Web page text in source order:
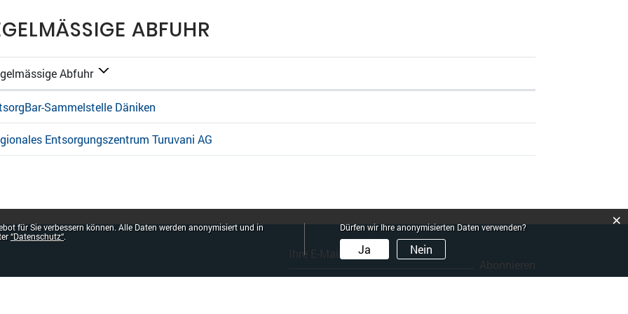
ABFUHR
Abfuhr
Sammelstelle Däniken
Entsorgungszentrum Turuvani AG
Abonnieren
für Sie verbessern können. Alle Daten werden anonymisiert und in
“Datenschutz“.
Dürfen wir Ihre anonymisierten Daten verwenden?
Ja Nein
×